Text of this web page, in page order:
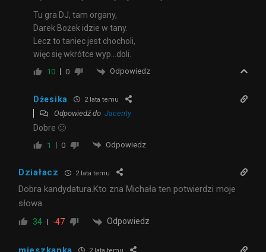
Tu gra DJ, tam organy,
Darek Bożek idzie w tany.
Lecz to taniec jest chocholi,
więc się wkrótce wyp…doli.
10 0 Odpowiedz
Dżesika 2 lata temu
Odpowiedź do Jacenty
Dobre 🙂
1 0 Odpowiedz
Działacz 2 lata temu
Dobra kandydatura.Kto zna Michała ten potwierdzi moje
słowa
34 -47 Odpowiedz